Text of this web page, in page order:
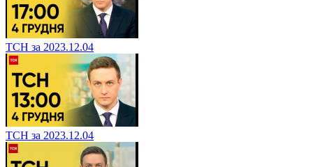
ТСН за 2023.12.04
ТСН за 2023.12.04